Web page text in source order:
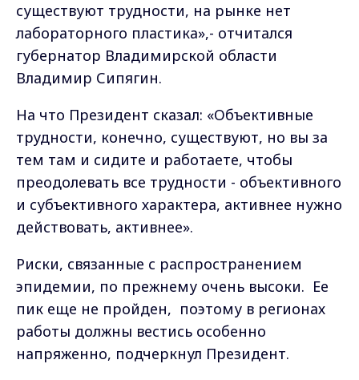
существуют трудности, на рынке нет
лабораторного пластика»,- отчитался
губернатор Владимирской области
Владимир Сипягин.
На что Президент сказал: «Объективные
трудности, конечно, существуют, но вы за
тем там и сидите и работаете, чтобы
преодолевать все трудности - объективного
и субъективного характера, активнее нужно
действовать, активнее».
Риски, связанные с распространением
эпидемии, по прежнему очень высоки. Ее
пик еще не пройден, поэтому в регионах
работы должны вестись особенно
напряженно, подчеркнул Президент.